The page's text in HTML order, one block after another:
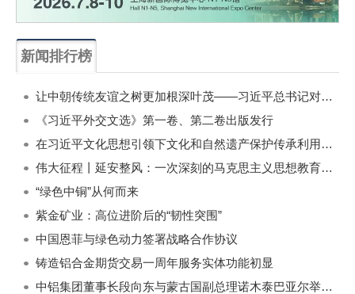
新闻排行榜
让中朝传统友谊之树更加根深叶茂——习近平总书记对朝鲜进行国事访问纪实
《习近平外交文选》第一卷、第二卷出版发行
在习近平文化思想引领下文化和自然遗产保护传承利用工作开创新局面
伟大征程丨延安整风：一次深刻的马克思主义思想教育运动
“绿色中铜”从何而来
紫金矿业：高位进阶后的“韧性突围”
中国恩菲与绿色动力签署战略合作协议
铸造铝合金期货交易一周年服务实体功能初显
中铝集团董事长段向东与蒙古国副总理诺木泰巴亚尔举行会谈